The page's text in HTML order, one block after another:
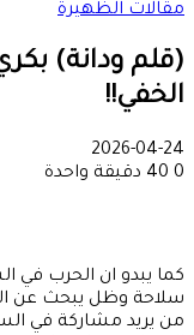
مقالات الظهيرة
(قلم ودانة)
الخفي!!
2026-04-24
0
دقيقة واحدة
كما يبدو ان الحرب في
سلاحة وظل يبحث عن
من يريد مشاركة في